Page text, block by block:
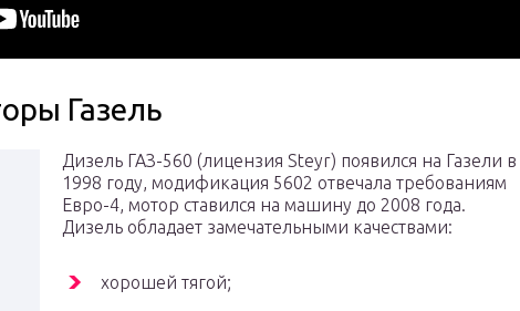
Газель
Дизель ГАЗ-560 (лицензия Steyr) появился на Газели в
1998 году, модификация 5602 отвечала требованиям
Евро-4, мотор ставился на машину до 2008 года.
Дизель обладает замечательными качествами:
хорошей тягой;